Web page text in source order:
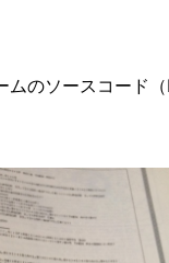
のソースコード